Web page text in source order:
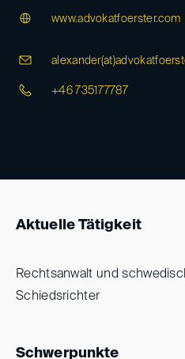
www.advokatfoerster.com
alexander(at)
+46 735177787
Aktuelle Tätigkeit
Rechtsanwalt und
Schiedsrichter
Schwerpunkte